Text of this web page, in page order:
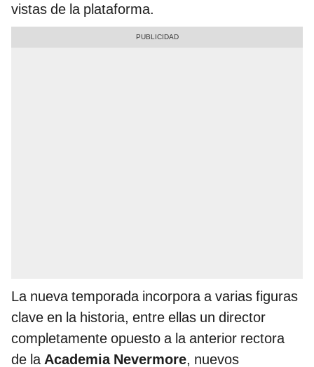
vistas de la plataforma.
La nueva temporada incorpora a varias figuras
clave en la historia, entre ellas un director
completamente opuesto a la anterior rectora
de laAcademia Nevermore, nuevos